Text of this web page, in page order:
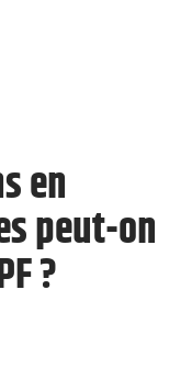
en
peut-on
?